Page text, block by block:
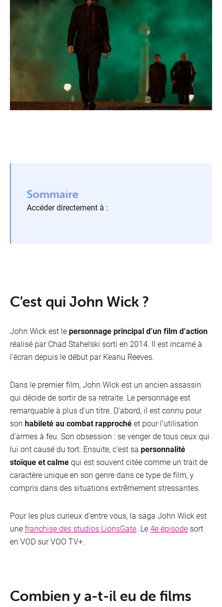
Sommaire
Accéder directement à :
C’est qui John Wick ?
John Wick est lepersonnage principal d’un film d’action
réalisé par Chad Stahelski sorti en 2014. Il est incarné à
l’écran depuis le début par Keanu Reeves.
Dans le premier film, John Wick est un ancien assassin
qui décide de sortir de sa retraite. Le personnage est
remarquable à plus d’un titre. D’abord, il est connu pour
son habileté au combat rapprochéet pour l’utilisation
d’armes à feu. Son obsession : se venger de tous ceux qui
lui ont causé du tort. Ensuite, c’est sa personnalité
stoïque et calmequi est souvent citée comme un trait de
caractère unique en son genre dans ce type de film, y
compris dans des situations extrêmement stressantes.
Pour les plus curieux d’entre vous, la saga John Wick est
unefranchise des studios LionsGate. Le4e épisode sort
en VOD sur VOO TV+.
Combien y a-t-il eu de films